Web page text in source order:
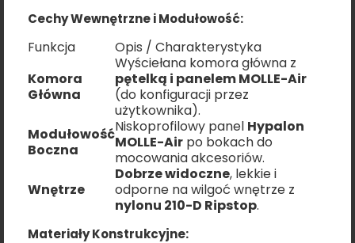
Cechy Wewnętrzne i Modułowość:
Funkcja
Opis / Charakterystyka
Komora
Główna
Wyściełana komora główna z
pętelką i panelem MOLLE-Air
(do konfiguracji przez
użytkownika).
Modułowość
Boczna
Niskoprofilowy panel Hypalon
MOLLE-Air po bokach do
mocowania akcesoriów.
Wnętrze
Dobrze widoczne, lekkie i
odporne na wilgoć wnętrze z
nylonu 210-D Ripstop.
Materiały Konstrukcyjne: